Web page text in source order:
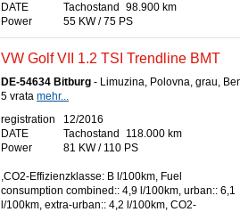
DATE
Tachostand
98.900 km
Power
55 KW / 75 PS
VW Golf VII 1.2 TSI Trendline BMT
DE-54634 Bitburg - Limuzina, Polovna, grau,
5 vrata mehr...
registration
DATE
12/2016
Tachostand
118.000 km
Power
81 KW / 110 PS
,CO2-Effizienzklasse: B l/100km, Fuel
consumption combined:: 4,9 l/100km, urban:: 6,1
l/100km, extra-urban:: 4,2 l/100km, CO2-